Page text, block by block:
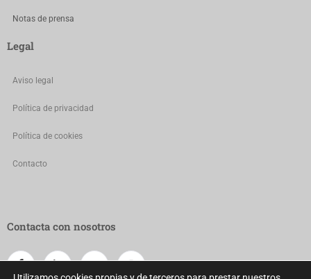
Notas de prensa
Legal
Aviso legal
Política de privacidad
Política de cookies
Contacto
Contacta con nosotros